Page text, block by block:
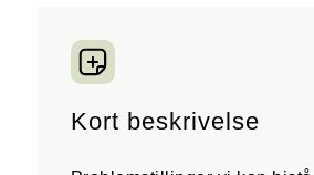
Kort beskrivelse